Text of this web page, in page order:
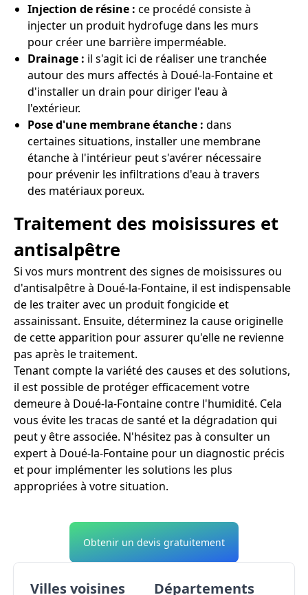
Injection de résine : ce procédé consiste à
injecter un produit hydrofuge dans les murs
pour créer une barrière imperméable.
Drainage : il s'agit ici de réaliser une tranchée
autour des murs affectés à Doué-la-Fontaine et
d'installer un drain pour diriger l'eau à
l'extérieur.
Pose d'une membrane étanche : dans
certaines situations, installer une membrane
étanche à l'intérieur peut s'avérer nécessaire
pour prévenir les infiltrations d'eau à travers
des matériaux poreux.
Traitement des moisissures et
antisalpêtre
Si vos murs montrent des signes de moisissures ou
d'antisalpêtre à Doué-la-Fontaine, il est indispensable
de les traiter avec un produit fongicide et
assainissant. Ensuite, déterminez la cause originelle
de cette apparition pour assurer qu'elle ne revienne
pas après le traitement.
Tenant compte la variété des causes et des solutions,
il est possible de protéger efficacement votre
demeure à Doué-la-Fontaine contre l'humidité. Cela
vous évite les tracas de santé et la dégradation qui
peut y être associée. N'hésitez pas à consulter un
expert à Doué-la-Fontaine pour un diagnostic précis
et pour implémenter les solutions les plus
appropriées à votre situation.
Obtenir un devis gratuitement
Villes voisines Départements